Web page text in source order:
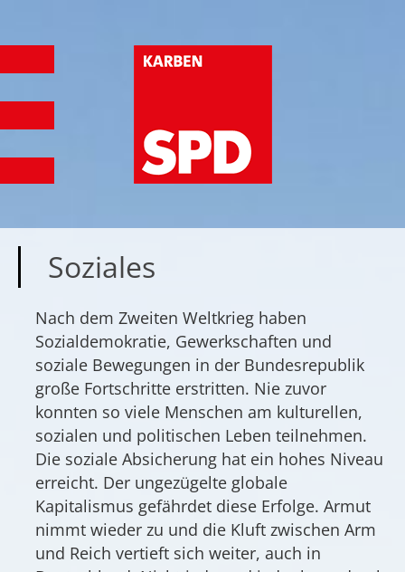
Soziales
Nach dem Zweiten Weltkrieg haben
Sozialdemokratie, Gewerkschaften und
soziale Bewegungen in der Bundesrepublik
große Fortschritte erstritten. Nie zuvor
konnten so viele Menschen am kulturellen,
sozialen und politischen Leben teilnehmen.
Die soziale Absicherung hat ein hohes Niveau
erreicht. Der ungezügelte globale
Kapitalismus gefährdet diese Erfolge. Armut
nimmt wieder zu und die Kluft zwischen Arm
und Reich vertieft sich weiter, auch in